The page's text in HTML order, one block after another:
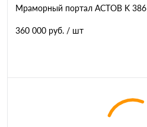
Мраморный портал АСТОВ K 386
360 000 руб. / шт